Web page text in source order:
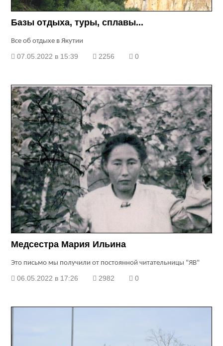
Базы отдыха, туры, сплавы...
Все об отдыхе в Якутии
07.05.2022 в 15:39 2256 0
Медсестра Мария Ильина
Это письмо мы получили от постоянной читательницы "ЯВ"
06.05.2022 в 17:26 2982 0